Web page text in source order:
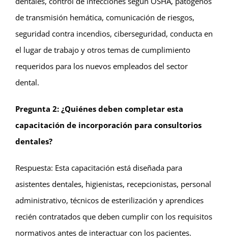
de transmisión hemática, comunicación de riesgos,
seguridad contra incendios, ciberseguridad, conducta en
el lugar de trabajo y otros temas de cumplimiento
requeridos para los nuevos empleados del sector
dental.
Pregunta 2: ¿Quiénes deben completar esta
capacitación de incorporación para consultorios
dentales?
Respuesta: Esta capacitación está diseñada para
asistentes dentales, higienistas, recepcionistas, personal
administrativo, técnicos de esterilización y aprendices
recién contratados que deben cumplir con los requisitos
normativos antes de interactuar con los pacientes.